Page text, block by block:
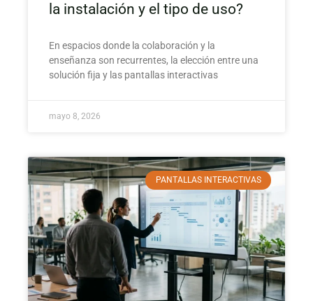
la instalación y el tipo de uso?
En espacios donde la colaboración y la
enseñanza son recurrentes, la elección entre una
solución fija y las pantallas interactivas
mayo 8, 2026
PANTALLAS INTERACTIVAS